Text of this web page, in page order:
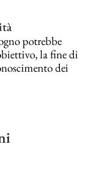
potrebbe
la fine di
dei